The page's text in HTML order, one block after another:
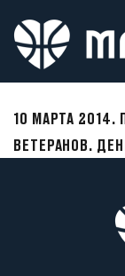
10 МАРТА 2014.
ВЕТЕРАНОВ.